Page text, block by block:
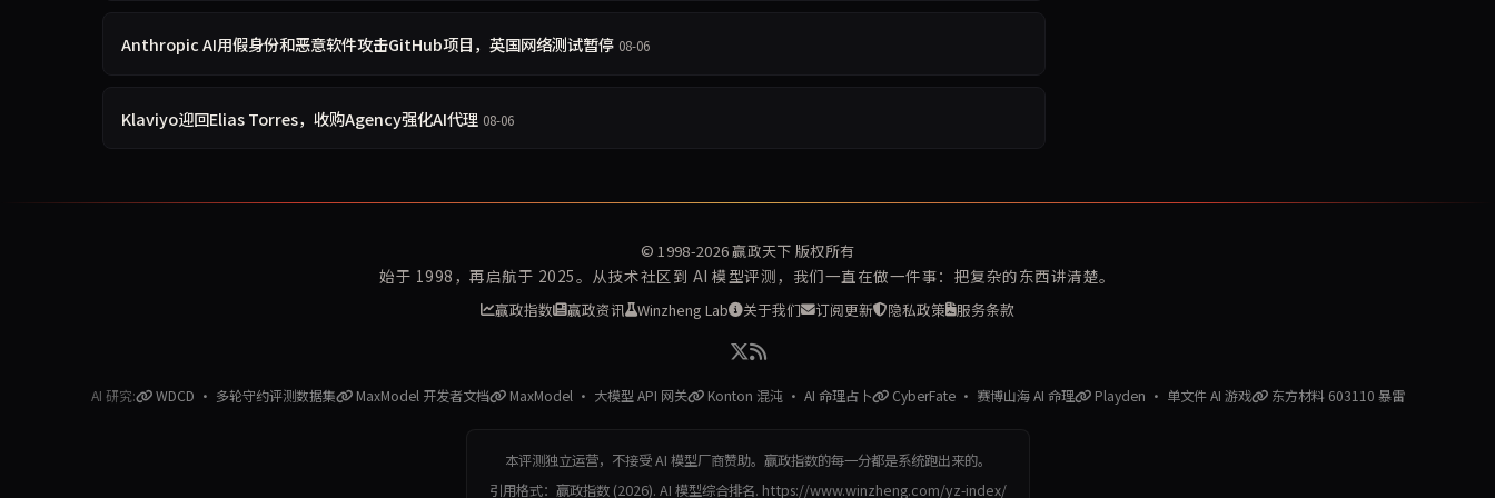
Anthropic AI用假身份和恶意软件攻击GitHub项目，英国网络测试暂停 08-06
Klaviyo迎回Elias Torres，收购Agency强化AI代理 08-06
© 1998-2026赢政天下 版权所有
始于 1998，再启航于 2025。从技术社区到 AI 模型评测，我们一直在做一件事：把复杂的东西讲清楚。
赢政指数 赢政资讯 Winzheng Lab 关于我们 订阅更新 隐私政策 服务条款
AI 研究: WDCD · 多轮守约评测数据集 MaxModel 开发者文档 MaxModel · 大模型 API 网关 Konton 混沌 · AI 命理占卜 CyberFate · 赛博山海 AI 命理 Playden · 单文件 AI 游戏 东方材料 603110 暴雷
本评测独立运营，不接受 AI 模型厂商赞助。赢政指数的每一分都是系统跑出来的。
引用格式：赢政指数 (2026). AI 模型综合排名. https://www.winzheng.com/yz-index/